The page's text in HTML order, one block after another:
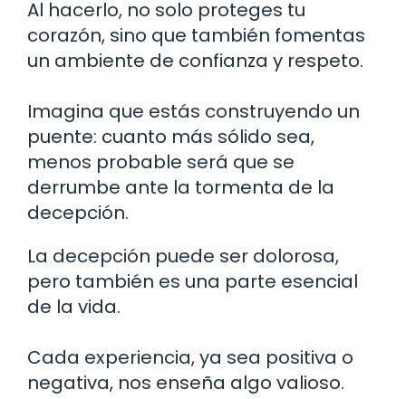
Al hacerlo, no solo proteges tu
corazón, sino que también fomentas
un ambiente de confianza y respeto.
Imagina que estás construyendo un
puente: cuanto más sólido sea,
menos probable será que se
derrumbe ante la tormenta de la
decepción.
La decepción puede ser dolorosa,
pero también es una parte esencial
de la vida.
Cada experiencia, ya sea positiva o
negativa, nos enseña algo valioso.